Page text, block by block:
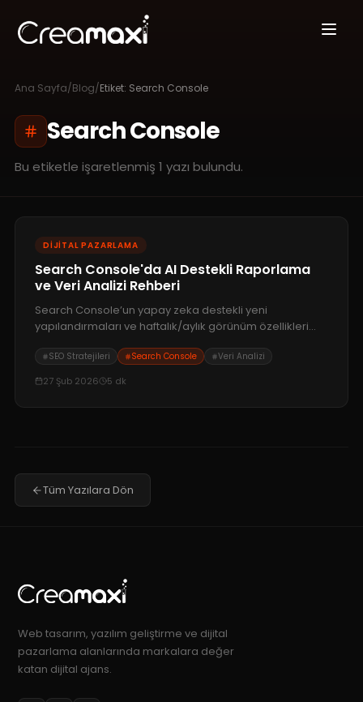
Ana Sayfa/Blog/Etiket: Search Console
Search Console
Bu etiketle işaretlenmiş 1 yazı bulundu.
DIJITAL PAZARLAMA
Search Console'da AI Destekli Raporlama
ve Veri Analizi Rehberi
Search Console’un yapay zeka destekli yeni
yapılandırmaları ve haftalık/aylık görünüm özellikleri
nasıl optimize edeceğinizi keşfedin.
SEO Stratejileri Search Console Veri Analizi
27 Şub 2026 5 dk
Tüm Yazılara Dön
Web tasarım, yazılım geliştirme ve dijital
pazarlama alanlarında markalara değer
katan dijital ajans.